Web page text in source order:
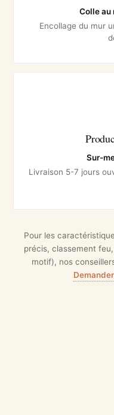
Colle au
Encollage du mur
Sur-
Livraison 5-7 jours
Pour les
précis, classement
motif), nos